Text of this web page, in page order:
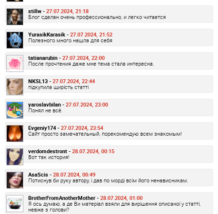
stillw - 27.07.2024, 21:18
Блог сделан очень профессионально, и легко читается
YurasikKarasik - 27.07.2024, 21:52
Полезного много нашла для себя
tatianarubin - 27.07.2024, 22:00
После прочтения даже мне тема стала интересна.
NKSL13 - 27.07.2024, 22:44
підкупила щирість статті
yaroslavbilan - 27.07.2024, 23:00
Понял не всё.
Evgeniy174 - 27.07.2024, 23:54
Сайт просто замечательный, порекомендую всем знакомым!
verdomdestront - 28.07.2024, 00:15
Вот так история!
AsaScis - 28.07.2024, 00:49
Потиснув би руку автору, і дав по морді всім його ненависникам.
BrotherFromAnotherMother - 28.07.2024, 01:00
Я ось думаю, а де Ви матеріал взяли для вирішення описаної у статті,
невже з голови?